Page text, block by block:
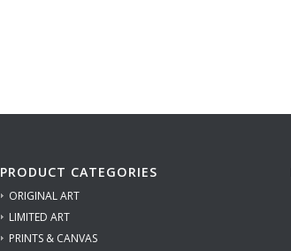
PRODUCT CATEGORIES
ORIGINAL ART
LIMITED ART
PRINTS & CANVAS